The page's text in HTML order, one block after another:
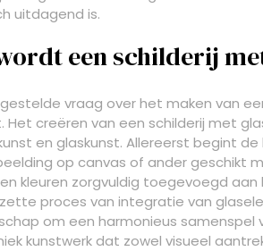
uitdagend is.
een schilderij
vraag over het maken van
Het creëren van een schilderij met
en glaskunst. Allereerst begint
op canvas of ander geschikt
kleuren zorgvuldig toegevoegd aan
proces van integratie van
om een harmonieus
kunstwerk dat zowel visueel